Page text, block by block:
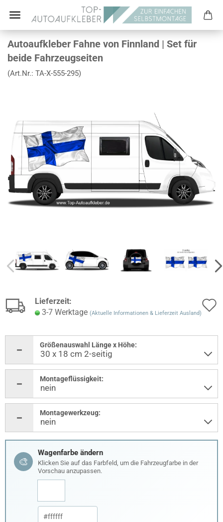
Autoaufkleber Fahne von Finnland | Set für
beide Fahrzeugseiten
(Art.Nr.: TA-X-555-295)
Lieferzeit:
3-7 Werktage (Aktuelle Informationen & Lieferzeit Ausland)
Größenauswahl Länge x Höhe:
Montageflüssigkeit:
Montagewerkzeug:
🎨
Wagenfarbe ändern
Klicken Sie auf das Farbfeld, um die Fahrzeugfarbe in der
Vorschau anzupassen.